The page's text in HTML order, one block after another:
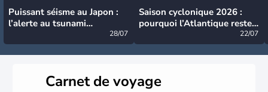
Puissant séisme au Japon :
l’alerte au tsunami
28/07
Saison cyclonique 2026 :
pourquoi l’Atlantique reste
22/07
Carnet de voyage